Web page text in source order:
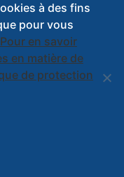
– 24430 RAZAC SUR
– E-mail :
à des fins
pour vous
Pour en savoir
en matière de
de protection